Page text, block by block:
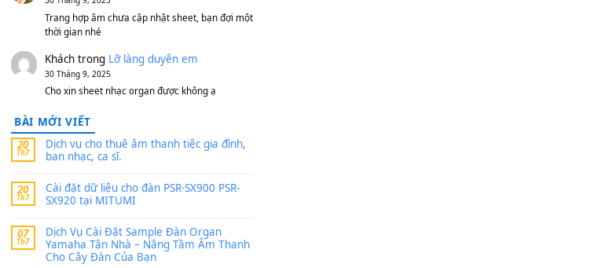
thaibaoduong68trongBộ dữ liệu Sample
MITUMI cho Đàn PSR-SX900 và PSR-
SX700
24 Tháng 4, 2026
Có giữ liệu 720 ko tuân e xin với ạ
thaitoanorg
MITUMI cho Đàn PSR-SX900 và PSR-
SX700
bác ơi cho em hỏi chút , e tải về nhưng chỉ mở
MinhTuan89trongLỡ làng duyên em
30 Tháng 9, 2025